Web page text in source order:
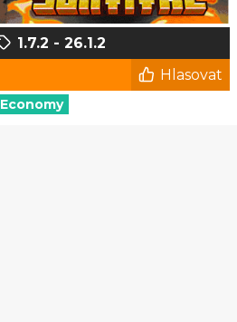
1.7.2 - 26.1.2
Hlasovat
Economy